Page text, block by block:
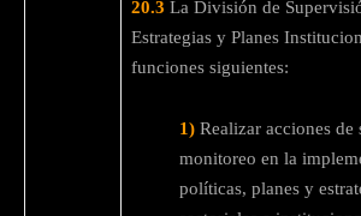
20.3 La División de
Estrategias y Planes
funciones siguientes:
1) Realizar acciones
monitoreo en la
políticas, planes y